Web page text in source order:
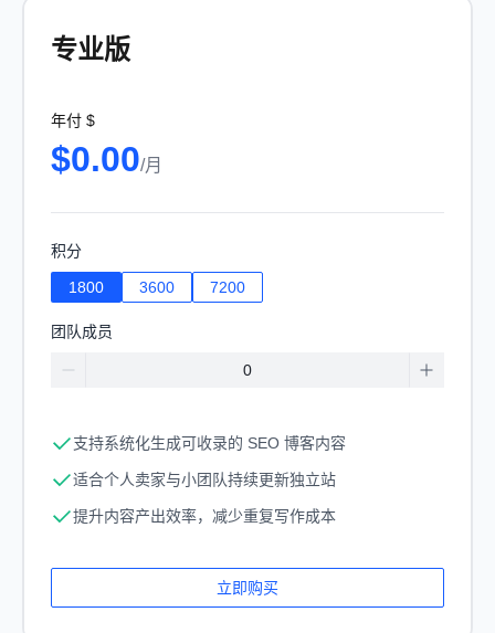
专业版
年付 $
$0.00/月
积分
1800 3600 7200
团队成员
支持系统化生成可收录的 SEO 博客内容
适合个人卖家与小团队持续更新独立站
提升内容产出效率，减少重复写作成本
立即购买